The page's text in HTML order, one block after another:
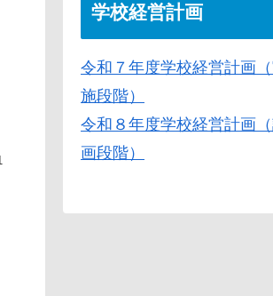
学校経営計画
令和７年度学校経営計画
施段階）
令和８年度学校経営計画
画段階）